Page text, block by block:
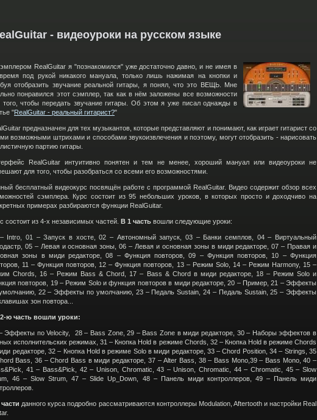
- видеоуроки на русском языке
RealGuitar я "познакомился" уже достаточно давно, и не имея в
под рукой никакого мануала, только лишь нажимая на кнопки и
отобразить звучание реальной гитары, я понял, что это ВЕЩЬ. Мне
понравился этот сэмплер, так как в нём заложены все возможности
того, чтобы передать звучание гитары. Об этом я уже писал однажды в
"RealGuitar - реальный гитарист?"
предназначен для тех музыкантов, которые представляют и понимают, как играет гитарист со
возможными штрихами и способами звукоизвлечения и поэтому, могут отобразить - нарисовать
партию гитары.
RealGuitar интуитивно понятен и тем не менее, хороший мануал или видеоуроки не
для того, чтобы разобраться со всеми его возможностями.
бесплатный видеокурс посвящён работе с программой RealGuitar. Видео содержит обзор всех
сэмплера. Курс состоит из 95 небольших уроков, в которых просто и доходчиво на
примерах разбираются функции RealGuitar.
состоит из 4-х независимых частей. В 1 часть вошли следующие уроки:
Intro, 01 – Запуск в хосте, 02 – Автономный запуск, 03 – Банки семплов, 04 – Виртуальный
05 – Левая и основная зоны, 06 – Левая и основная зоны в миди редакторе, 07 – Правая и
зоны в миди редакторе, 08 – Функция повторов, 09 – Функция повторов, 10 – Функция
11 – Функция повторов, 12 – Функция повторов, 13 – Режим Solo, 14 – Режим Harmony, 15 –
Chords, 16 – Режим Bass & Chord, 17 – Bass & Chord в миди редакторе, 18 – Режим Solo и
повторов, 19 – Режим Solo и функция повторов в миди редакторе, 20 – Пример, 21 – Эффекты
22 – Эффекты по умолчанию, 23 – Педаль Sustain, 24 – Педаль Sustain, 25 – Эффекты
зон повтора...
ю часть вошли уроки:
Эффекты по Velocity, 28 – Bass Zone, 29 – Bass Zone в миди редакторе, 30 – Наборы эффектов в
исполнительских режимах, 31 – Кнопка Hold в режиме Chords, 32 – Кнопка Hold в режиме Chords
редакторе, 32 – Кнопка Hold в режиме Solo в миди редакторе, 33 – Chord Position, 34 – Strings, 35
Bass, 36 – Chord Bass в миди редакторе, 37 – Alter Bass, 38 – Bass Mono,39 – Bass Mono, 40 –
41 – Bass&Pick, 42 – Unison, Chromatic, 43 – Unison, Chromatic, 44 – Chromatic, 45 – Slow
46 – Slow Strum, 47 – Slide Up_Down, 48 – Панель миди контроллеров, 49 – Панель миди
данного курса подробно рассматриваются контроллеры Modulation, Aftertooth и настройки Real